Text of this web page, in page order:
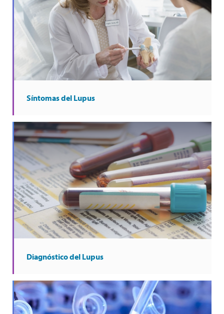
Síntomas del Lupus
Diagnóstico del Lupus